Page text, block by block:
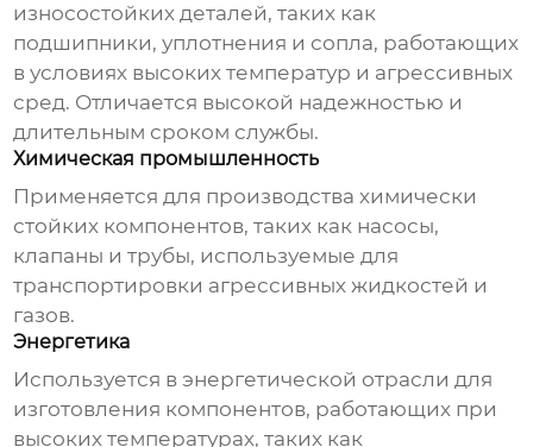
износостойких деталей, таких как
подшипники, уплотнения и сопла, работающих
в условиях высоких температур и агрессивных
сред. Отличается высокой надежностью и
длительным сроком службы.
Химическая промышленность
Применяется для производства химически
стойких компонентов, таких как насосы,
клапаны и трубы, используемые для
транспортировки агрессивных жидкостей и
газов.
Энергетика
Используется в энергетической отрасли для
изготовления компонентов, работающих при
высоких температурах, таких как